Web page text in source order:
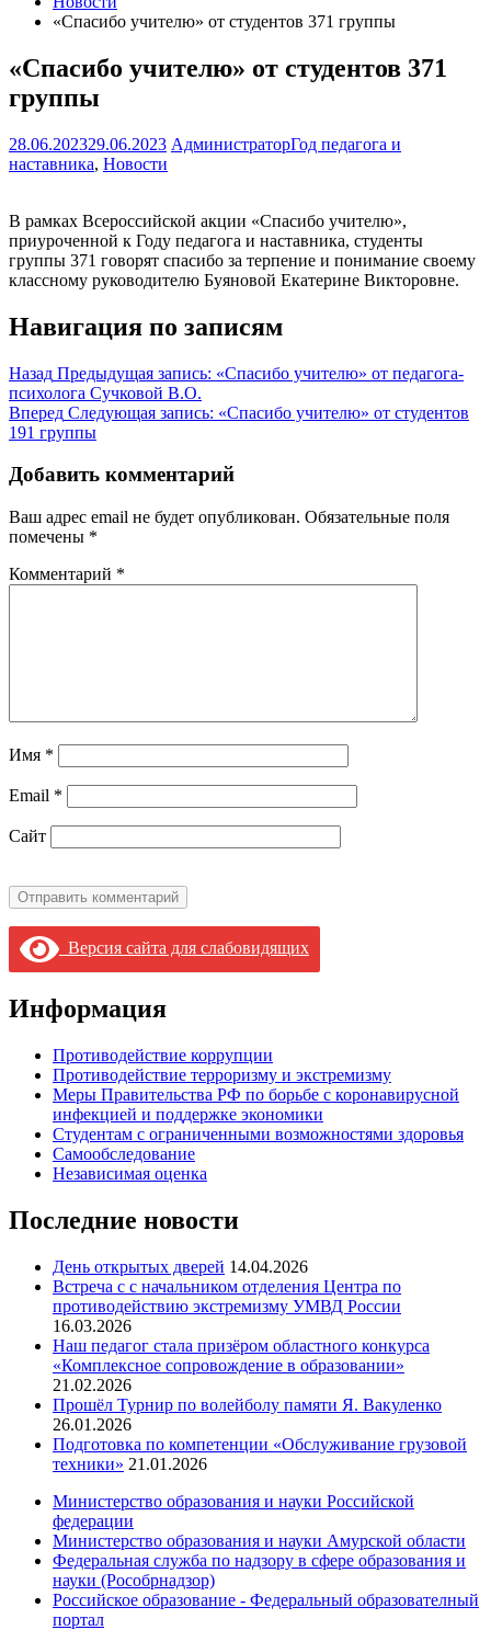
«Спасибо учителю» от студентов 371 группы
«Спасибо учителю» от студентов 371
группы
28.06.202329.06.2023 АдминистраторГод педагога и
наставника, Новости
В рамках Всероссийской акции «Спасибо учителю»,
приуроченной к Году педагога и наставника, студенты
группы 371 говорят спасибо за терпение и понимание своему
классному руководителю Буяновой Екатерине Викторовне.
Навигация по записям
Назад Предыдущая запись: «Спасибо учителю» от педагога-
психолога Сучковой В.О.
Вперед Следующая запись: «Спасибо учителю» от студентов
191 группы
Добавить комментарий
Ваш адрес email не будет опубликован. Обязательные поля
помечены *
Комментарий *
Имя *
Email *
Сайт
Версия сайта для слабовидящих
Информация
Противодействие коррупции
Противодействие терроризму и экстремизму
Меры Правительства РФ по борьбе с коронавирусной
инфекцией и поддержке экономики
Студентам с ограниченными возможностями здоровья
Самообследование
Независимая оценка
Последние новости
День открытых дверей 14.04.2026
Встреча с с начальником отделения Центра по
противодействию экстремизму УМВД России
16.03.2026
Наш педагог стала призёром областного конкурса
«Комплексное сопровождение в образовании»
21.02.2026
Прошёл Турнир по волейболу памяти Я. Вакуленко
26.01.2026
Подготовка по компетенции «Обслуживание грузовой
техники» 21.01.2026
Министерство образования и науки Российской
федерации
Министерство образования и науки Амурской области
Федеральная служба по надзору в сфере образования и
науки (Рособрнадзор)
Российское образование - Федеральный образователный
портал